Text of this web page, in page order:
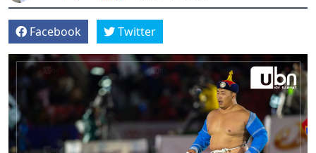
Facebook Twitter